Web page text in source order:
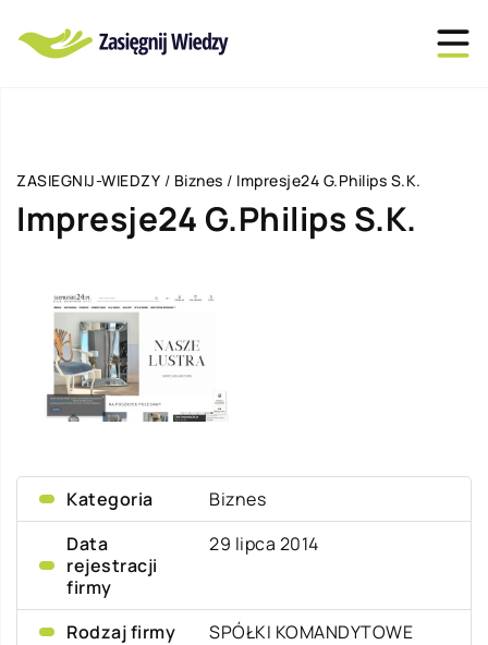
ZASIEGNIJ-WIEDZY / Biznes / Impresje24 G.Philips S.K.
Impresje24 G.Philips S.K.
Kategoria
Biznes
Data
rejestracji
firmy
29 lipca 2014
Rodzaj firmy
SPÓŁKI KOMANDYTOWE